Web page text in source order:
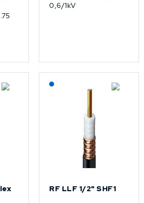
0,6/1kV
Lagerført: NEK Kabel
RF LLF 1/2" SHF1